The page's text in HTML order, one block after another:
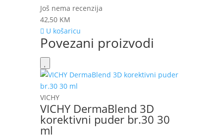
Još nema recenzija
42,50 KM
U košaricu
Povezani proizvodi
VICHY
VICHY DermaBlend 3D
korektivni puder br.30 30
ml